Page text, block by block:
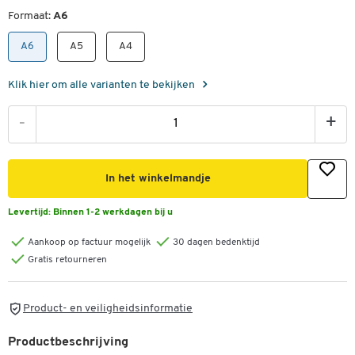
Formaat: A6
A6 A5 A4
Klik hier om alle varianten te bekijken
- +
In het winkelmandje
Levertijd: Binnen 1-2 werkdagen bij u
Aankoop op factuur mogelijk
30 dagen bedenktijd
Gratis retourneren
Product- en veiligheidsinformatie
Productbeschrijving